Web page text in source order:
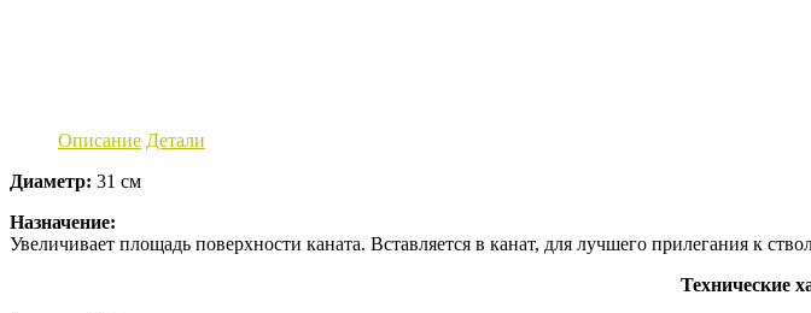
Описание Детали
Диаметр: 31 см
Назначение:
Увеличивает площадь поверхности каната. Вставляется в канат, для лучшего прилегания к
Технические